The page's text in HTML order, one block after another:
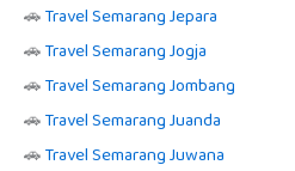
🚗Travel Semarang Jepara
🚗Travel Semarang Jogja
🚗Travel Semarang Jombang
🚗Travel Semarang Juanda
🚗Travel Semarang Juwana